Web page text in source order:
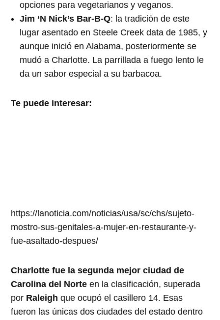
opciones para vegetarianos y veganos.
Jim ‘N Nick’s Bar-B-Q: la tradición de este
lugar asentado en Steele Creek data de 1985, y
aunque inició en Alabama, posteriormente se
mudó a Charlotte. La parrillada a fuego lento le
da un sabor especial a su barbacoa.
Te puede interesar:
https://lanoticia.com/noticias/usa/sc/chs/sujeto-
mostro-sus-genitales-a-mujer-en-restaurante-y-
fue-asaltado-despues/
Charlotte fue la segunda mejor ciudad de
Carolina del Norte en la clasificación, superada
por Raleigh que ocupó el casillero 14. Esas
fueron las únicas dos ciudades del estado dentro